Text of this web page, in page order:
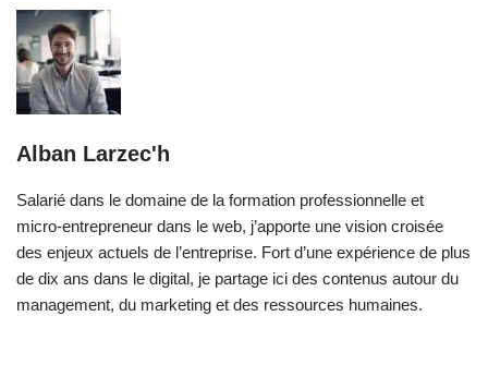
Alban Larzec'h
Salarié dans le domaine de la formation professionnelle et
micro-entrepreneur dans le web, j’apporte une vision croisée
des enjeux actuels de l’entreprise. Fort d’une expérience de plus
de dix ans dans le digital, je partage ici des contenus autour du
management, du marketing et des ressources humaines.